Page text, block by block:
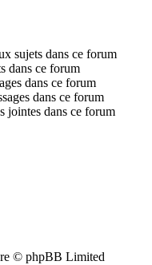
sujets dans ce forum
dans ce forum
dans ce forum
dans ce forum
jointes dans ce forum
© phpBB Limited